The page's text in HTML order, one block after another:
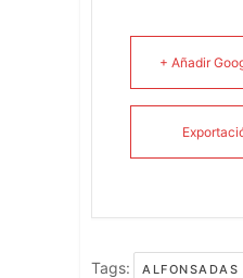
+ Añadir
Tags: ALFONSADAS